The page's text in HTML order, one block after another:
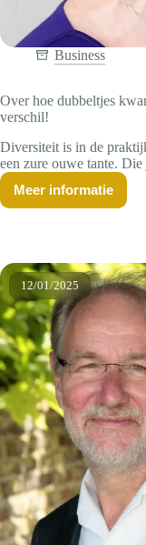
Business
Over hoe dubbeltjes
verschil!
Diversiteit is in de
een zure ouwe tante.
geen ontkomen aan is.
vrouw bij, of iemand
wil af van die
Meer informatie
Over
hoe
worden.
Vier
het
verschil!
12/01/2025